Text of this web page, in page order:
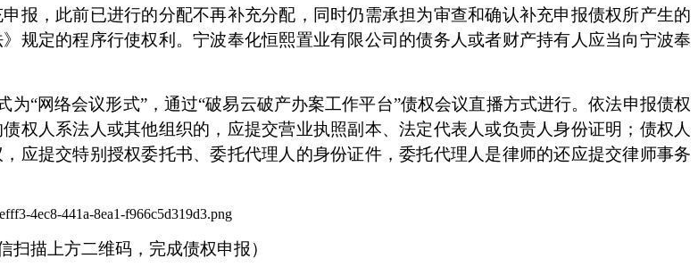
报， 此前已进行的分配不再补充分配，同时仍需承担为审查和确认补充申报债权所产生的
规定的程序行使权利。 宁波奉化恒熙置业有限公司 的债务人或者财产持有人应当向宁波奉
为“网络会议形式”，通过“破易云破产办案工作平台”债权会议直播方式进行。依法申报债权
权人系法人或其他组织的，应提交营业执照副本、法定代表人或负责人身份证明；债权人
应提交特别授权委托书、委托代理人的身份证件，委托代理人是律师的还应提交律师事务
扫描上方二维码，完成债权申报）